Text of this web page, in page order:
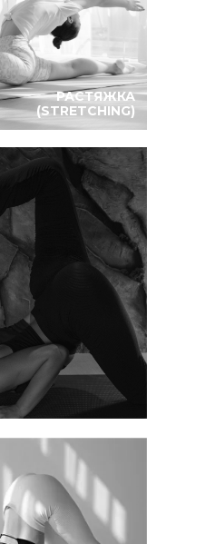
РАСТЯЖКА
(STRETCHING)